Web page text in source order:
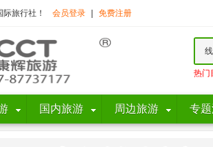
旅行社！ 会员登录 免费注册
热门
国内旅游 周边旅游 专